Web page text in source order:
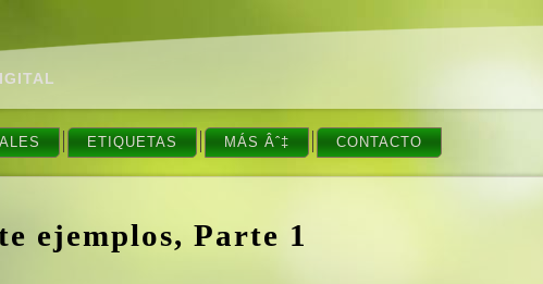
ETIQUETAS MÁS Âˆ‡ CONTACTO
ejemplos, Parte 1